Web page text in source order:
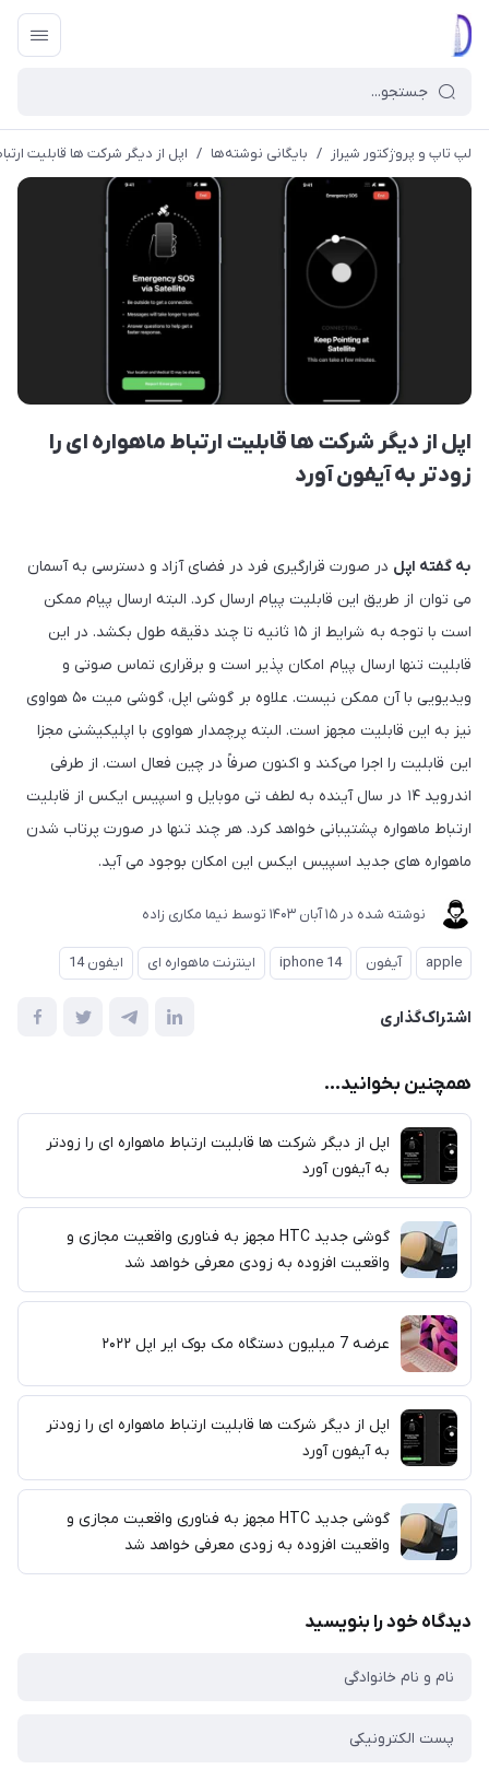
لپ تاپ و پروژکتور شیراز / بایگانی نوشته‌ها / اپل از دیگر شرکت ها قابلیت
اپل از دیگر شرکت ها قابلیت ارتباط ماهواره ای را
زودتر به آیفون آورد
به گفته اپل در صورت قرارگیری فرد در فضای آزاد و دسترسی به آسمان
می توان از طریق این قابلیت پیام ارسال کرد. البته ارسال پیام ممکن
است با توجه به شرایط از ۱۵ ثانیه تا چند دقیقه طول بکشد. در این
قابلیت تنها ارسال پیام امکان پذیر است و برقراری تماس صوتی و
ویدیویی با آن ممکن نیست. علاوه بر گوشی اپل، گوشی میت ۵۰ هواوی
نیز به این قابلیت مجهز است. البته پرچمدار هواوی با اپلیکیشنی مجزا
این قابلیت را اجرا می‌کند و اکنون صرفاً در چین فعال است. از طرفی
اندروید ۱۴ در سال آینده به لطف تی موبایل و اسپیس ایکس از قابلیت
ارتباط ماهواره پشتیبانی خواهد کرد. هر چند تنها در صورت پرتاب شدن
ماهواره های جدید اسپیس ایکس این امکان بوجود می آید.
نوشته شده در 15 آبان 1403 توسط نیما مکاری زاده
apple آیفون iphone 14 اینترنت ماهواره ای ایفون 14
اشتراک‌گذاری
همچنین بخوانید...
اپل از دیگر شرکت ها قابلیت ارتباط ماهواره ای را زودتر
به آیفون آورد
گوشی جدید HTC مجهز به فناوری واقعیت مجازی و
واقعیت افزوده به زودی معرفی خواهد شد
عرضه 7 میلیون دستگاه مک بوک ایر اپل ۲۰۲۲
اپل از دیگر شرکت ها قابلیت ارتباط ماهواره ای را زودتر
به آیفون آورد
گوشی جدید HTC مجهز به فناوری واقعیت مجازی و
واقعیت افزوده به زودی معرفی خواهد شد
دیدگاه خود را بنویسید